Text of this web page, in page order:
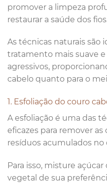
promover a limpeza
restaurar a saúde dos
As técnicas naturais são
tratamento mais suave
agressivos,
cabelo quanto para o
1. Esfoliação do couro
A esfoliação é uma das
eficazes para remover as
resíduos acumulados no
Para isso, misture
vegetal de sua